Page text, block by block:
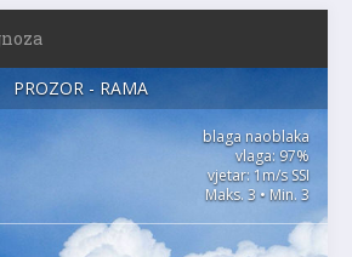
PROZOR - RAMA
blaga naoblaka
vlaga: 97%
vjetar: 1m/s SSI
Maks. 3 • Min. 3